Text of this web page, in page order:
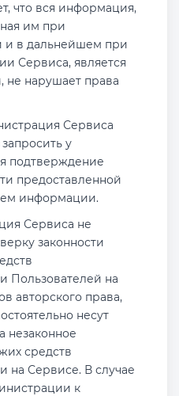
что вся информация,
им при
и в дальнейшем при
Сервиса, является
не нарушает права
Сервиса
у
подтверждение
предоставленной
информации.
Сервиса не
законности
Пользователей на
авторского права,
несут
незаконное
средств
на Сервисе. В случае
к